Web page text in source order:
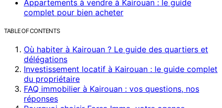
Appartements à vendre à Kairouan : le guide
complet pour bien acheter
TABLE OF CONTENTS
Où habiter à Kairouan ? Le guide des quartiers et
délégations
Investissement locatif à Kairouan : le guide complet
du propriétaire
FAQ immobilier à Kairouan : vos questions, nos
réponses